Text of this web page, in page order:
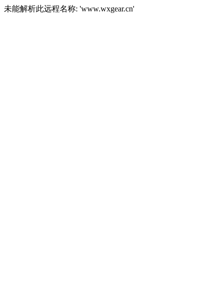
未能解析此远程名称: 'www.wxgear.cn'